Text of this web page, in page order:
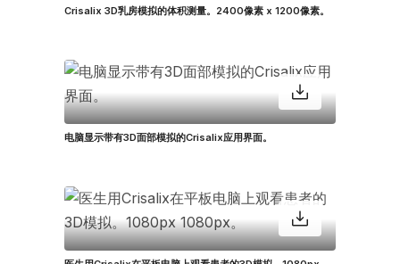
Crisalix 3D乳房模拟的体积测量。2400像素 x 1200像素。
电脑显示带有3D面部模拟的Crisalix应用界面。